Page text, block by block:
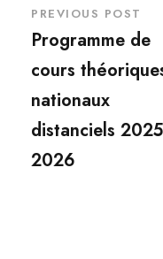
PREVIOUS POST
Programme de
cours
nationaux
distanciels
2026